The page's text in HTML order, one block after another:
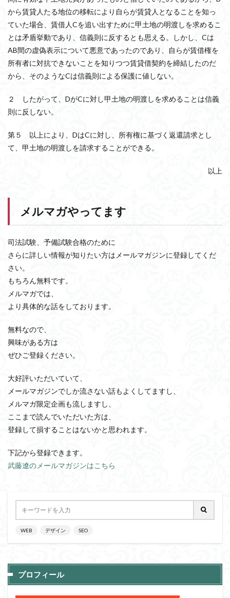
から賃貸人たる地位の移転により自らが賃貸人となることを知っ
ていた場合、賃借人Cを追い出すために甲土地の明渡しを求めるこ
とは矛盾挙動であり、信義則に反するとも思える。しかし、Cは
AB間の虚偽表示について悪意であったのであり、自らが賃借権を
所有者に対抗できないことを知りつつ賃貸借契約を締結したのだ
から、そのようなCは信義則による保護に値しない。
２ したがって、DがCに対し甲土地の明渡しを求めることは信義
則に反しない。
第５ 以上により、DはCに対し、所有権に基づく返還請求とし
て、甲土地の明渡しを請求することができる。
以上
メルマガやってます
司法試験、予備試験合格のために
さらに詳しい情報が知りたい方はメールマガジンに登録してくだ
さい。
もちろん無料です。
メルマガでは、
より具体的な話をしております。
無料なので、
興味がある方は
ぜひご登録ください。
大好評いただいていて、
メールマガジンでしか流さない話もよくしてますし、
メルマガ限定企画も流しますし、
ここまで読んでいただいた方は、
登録して損することはないかと思われます。
下記から登録できます。
武藤遼のメールマガジンはこちら
WEB デザイン SEO
プロフィール